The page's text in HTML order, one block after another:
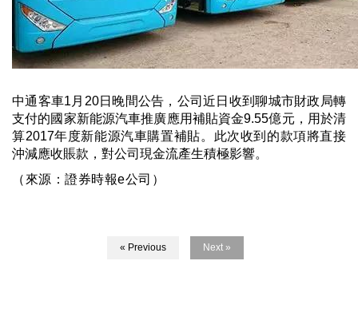
中通客車1月20日晚間公告，公司近日收到聊城市財政局轉
支付的國家新能源汽車推廣應用補貼資金9.55億元，用於清
算2017年度新能源汽車購置補貼。此次收到的款項將直接
沖減應收賬款，對公司現金流產生積極影響。
（來源：證券時報e公司）
« Previous Next »